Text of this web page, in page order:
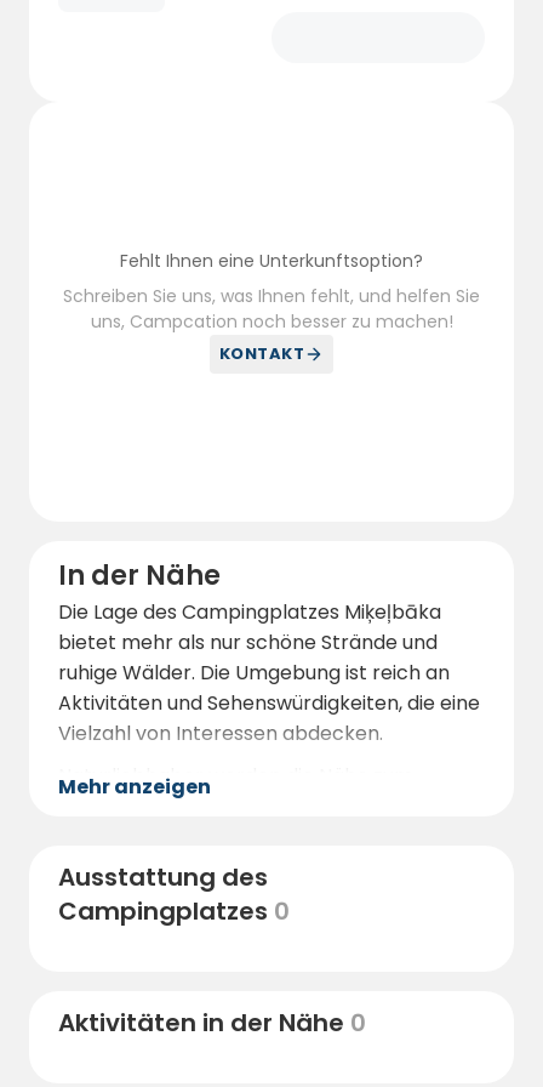
Fehlt Ihnen eine Unterkunftsoption?
Schreiben Sie uns, was Ihnen fehlt, und helfen Sie
uns, Campcation noch besser zu machen!
KONTAKT
In der Nähe
Die Lage des Campingplatzes Miķeļbāka
bietet mehr als nur schöne Strände und
ruhige Wälder. Die Umgebung ist reich an
Aktivitäten und Sehenswürdigkeiten, die eine
Vielzahl von Interessen abdecken.
Naturliebhaber werden die Nähe zum
Šlītere-Lehrpfad zu schätzen wissen, einem
Schutzgebiete im Slītere-Nationalpark. Der
Pfad zeigt verschiedene europäische
Biotope, darunter uralte Küstenwälder,
Die Küstenstadt Ventspils ist nur eine kurze
Mehr anzeigen
Ausstattung des
Campingplatzes 0
Aktivitäten in der Nähe 0